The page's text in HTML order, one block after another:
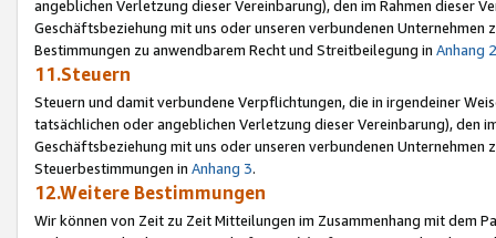
angeblichen Verletzung dieser Vereinbarung), den im Rahmen dieser
Geschäftsbeziehung mit uns oder unseren verbundenen
Bestimmungen zu anwendbarem Recht und Streitbeilegung in Anhang 2
11.Steuern
Steuern und damit verbundene Verpflichtungen, die in irgendeiner
tatsächlichen oder angeblichen Verletzung dieser Vereinbarung), den
Geschäftsbeziehung mit uns oder unseren verbundenen
Steuerbestimmungen in Anhang 3.
12.Weitere Bestimmungen
Wir können von Zeit zu Zeit Mitteilungen im Zusammenhang mit dem